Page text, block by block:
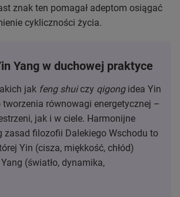
znak ten pomagał adeptom osiągać
cykliczności życia.
Yang w duchowej praktyce
jak feng shuiczy qigongidea Yin
tworzenia równowagi energetycznej –
jak i w ciele. Harmonijne
zasad filozofii Dalekiego Wschodu to
Yin (cisza, miękkość, chłód)
(światło, dynamika,